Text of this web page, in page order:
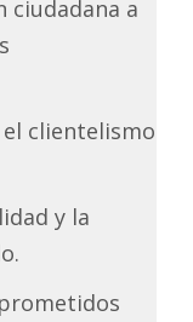
ciudadana a
clientelismo
y la